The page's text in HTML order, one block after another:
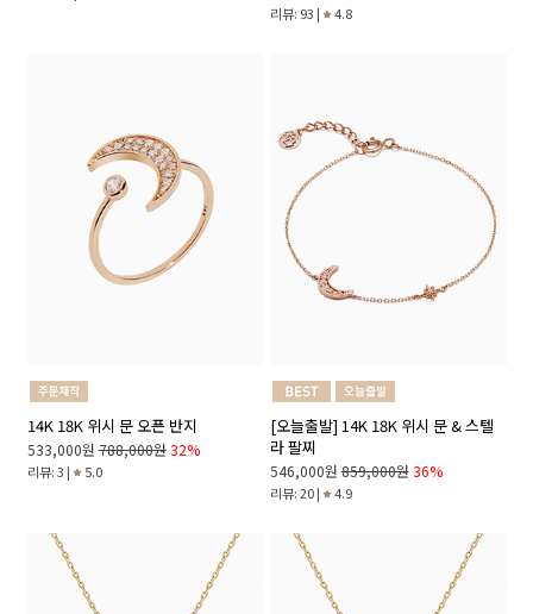
리뷰: 93 | 4.8
14K 18K 위시 문 오픈 반지
533,000원 788,000원 32%
리뷰: 3 | 5.0
[오늘출발] 14K 18K 위시 문 & 스텔
라 팔찌
546,000원 859,000원 36%
리뷰: 20 | 4.9